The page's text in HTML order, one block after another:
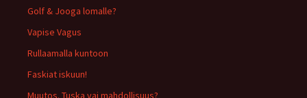
Golf & Jooga lomalle?
Vapise Vagus
Rullaamalla kuntoon
Faskiat iskuun!
Muutos. Tuska vai mahdollisuus?